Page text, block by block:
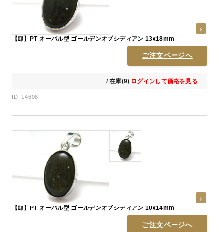
【卸】PT オーバル型 ゴールデンオブシディアン 13x18mm
ご注文ページへ
/ 在庫(9) ログインして価格を見る
ID: 14608
【卸】PT オーバル型 ゴールデンオブシディアン 10x14mm
ご注文ページへ